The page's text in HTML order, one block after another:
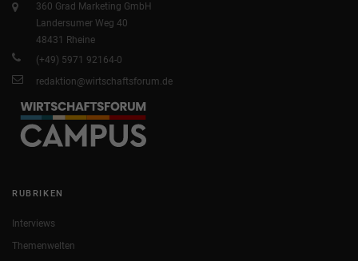
360 Grad Marketing GmbH
Landersumer Weg 40
48431 Rheine
(+49) 5971 92164-0
redaktion@wirtschaftsforum.de
RUBRIKEN
Interviews
Themenwelten